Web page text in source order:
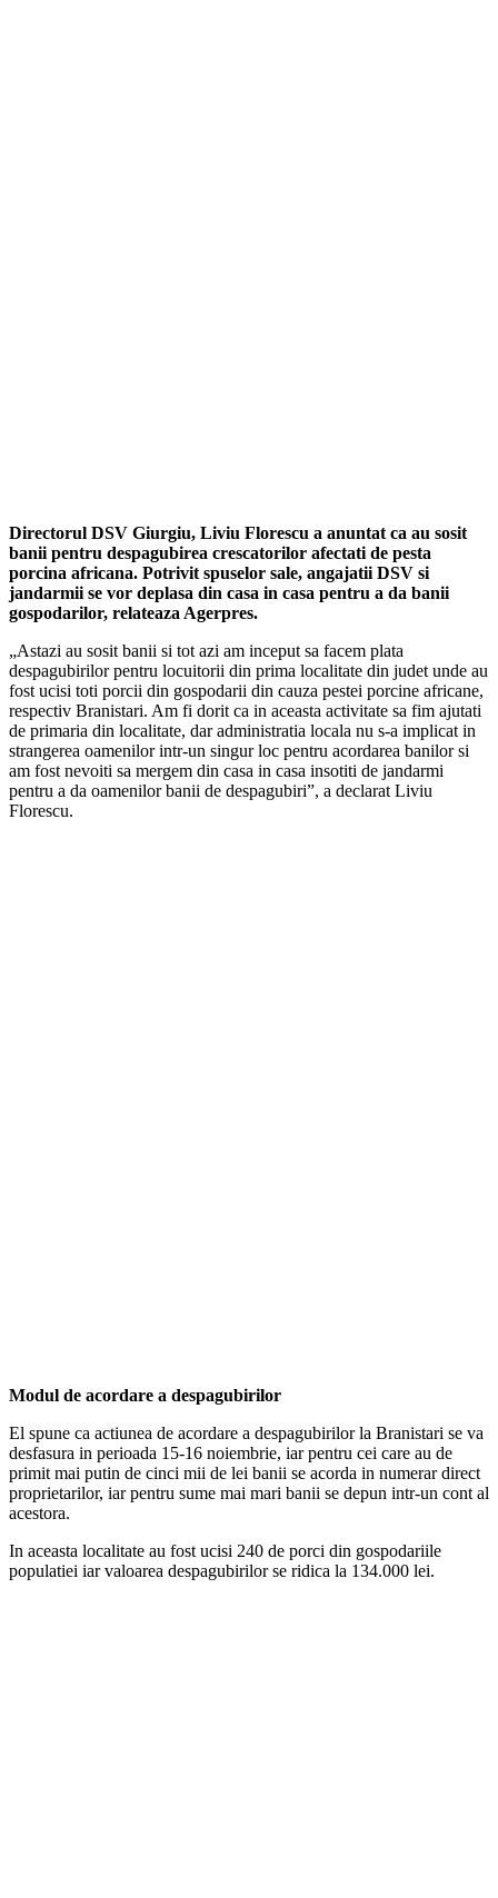
Directorul DSV Giurgiu, Liviu Florescu a anuntat ca au sosit
banii pentru despagubirea crescatorilor afectati de pesta
porcina africana. Potrivit spuselor sale, angajatii DSV si
jandarmii se vor deplasa din casa in casa pentru a da banii
gospodarilor, relateaza Agerpres.
„Astazi au sosit banii si tot azi am inceput sa facem plata
despagubirilor pentru locuitorii din prima localitate din judet unde au
fost ucisi toti porcii din gospodarii din cauza pestei porcine africane,
respectiv Branistari. Am fi dorit ca in aceasta activitate sa fim ajutati
de primaria din localitate, dar administratia locala nu s-a implicat in
strangerea oamenilor intr-un singur loc pentru acordarea banilor si
am fost nevoiti sa mergem din casa in casa insotiti de jandarmi
pentru a da oamenilor banii de despagubiri”, a declarat Liviu
Florescu.
Modul de acordare a despagubirilor
El spune ca actiunea de acordare a despagubirilor la Branistari se va
desfasura in perioada 15-16 noiembrie, iar pentru cei care au de
primit mai putin de cinci mii de lei banii se acorda in numerar direct
proprietarilor, iar pentru sume mai mari banii se depun intr-un cont al
acestora.
In aceasta localitate au fost ucisi 240 de porci din gospodariile
populatiei iar valoarea despagubirilor se ridica la 134.000 lei.